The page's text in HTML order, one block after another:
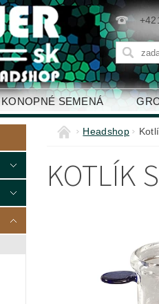
KONOPNÉ SEMENÁ
Headshop
KOTLÍK